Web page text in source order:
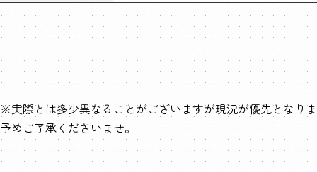
※実際とは多少異なることがございますが現況が優先となり
予めご了承くださいませ。